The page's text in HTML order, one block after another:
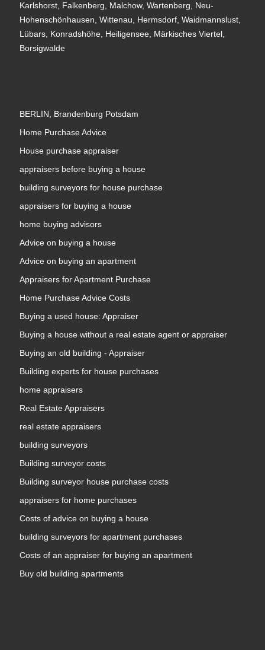
Karlshorst, Falkenberg, Malchow, Wartenberg, Neu-
Hohenschönhausen, Wittenau, Hermsdorf, Waidmannslust,
Lübars, Konradshöhe, Heiligensee, Märkisches Viertel,
Borsigwalde
BERLIN, Brandenburg Potsdam
Home Purchase Advice
House purchase appraiser
appraisers before buying a house
building surveyors for house purchase
appraisers for buying a house
home buying advisors
Advice on buying a house
Advice on buying an apartment
Appraisers for Apartment Purchase
Home Purchase Advice Costs
Buying a used house: Appraiser
Buying a house without a real estate agent or appraiser
Buying an old building - Appraiser
Building experts for house purchases
home appraisers
Real Estate Appraisers
real estate appraisers
building surveyors
Building surveyor costs
Building surveyor house purchase costs
appraisers for home purchases
Costs of advice on buying a house
building surveyors for apartment purchases
Costs of an appraiser for buying an apartment
Buy old building apartments